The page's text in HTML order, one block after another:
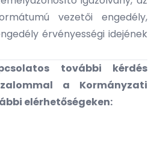
vezetői engedély,
érvényességi idejének
további kérdés
a Kormányzati
elérhetőségeken: